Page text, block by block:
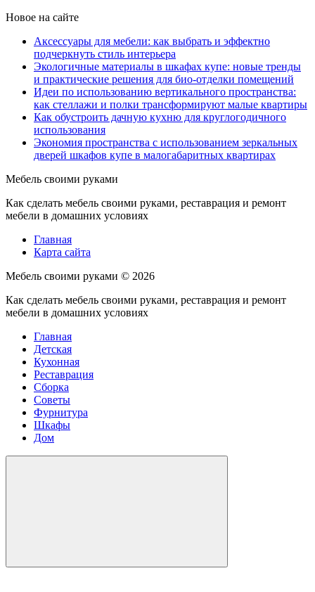
Новое на сайте
Аксессуары для мебели: как выбрать и эффектно
подчеркнуть стиль интерьера
Экологичные материалы в шкафах купе: новые тренды
и практические решения для био-отделки помещений
Идеи по использованию вертикального пространства:
как стеллажи и полки трансформируют малые квартиры
Как обустроить дачную кухню для круглогодичного
использования
Экономия пространства с использованием зеркальных
дверей шкафов купе в малогабаритных квартирах
Мебель своими руками
Как сделать мебель своими руками, реставрация и ремонт
мебели в домашних условиях
Главная
Карта сайта
Мебель своими руками © 2026
Как сделать мебель своими руками, реставрация и ремонт
мебели в домашних условиях
Главная
Детская
Кухонная
Реставрация
Сборка
Советы
Фурнитура
Шкафы
Дом